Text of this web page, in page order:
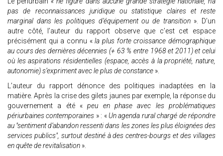
pas de reconnaissances juridique ou statistique claires et reste
marginal dans les politiques d’équipement ou de transition ». D’un
autre côté, l’auteur du rapport observe que c’est cet espace
précisément qui a connu «la plus forte croissance démographique
au cours des dernières décennies (+ 63 % entre 1968 et 2011) et celui
où les aspirations résidentielles (espace, accès à la propriété, nature,
autonomie) s’expriment avec le plus de constance ».
L’auteur du rapport dénonce des politiques inadaptées en la
matière. Après la crise des gilets jaunes par exemple, la réponse du
gouvernement a été «peu en phase avec les problématiques
périurbaines contemporaines » : « Un agenda rural chargé de répondre
au "sentiment d’abandon ressenti dans les zones les plus éloignées des
services publics", surtout destiné à des centres-bourgs et des villages
en quête de revitalisation ».